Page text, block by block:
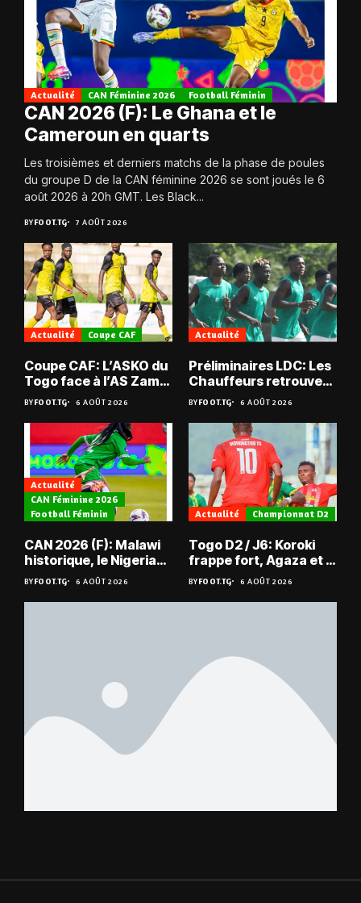
Actualité CAN Féminine 2026 Football Féminin
CAN 2026 (F): Le Ghana et le
Cameroun en quarts
Les troisièmes et derniers matchs de la phase de poules
du groupe D de la CAN féminine 2026 se sont joués le 6
août 2026 à 20h GMT. Les Black...
BYFOOT.TG 7 AOÛT 2026
Actualité Coupe CAF
Coupe CAF: L’ASKO du
Togo face à l’AS Zam
du Niger
BYFOOT.TG 6 AOÛT 2026
Actualité
Préliminaires LDC: Les
Chauffeurs retrouvent
les Mimos
BYFOOT.TG 6 AOÛT 2026
Actualité
CAN Féminine 2026
Football Féminin
CAN 2026 (F): Malawi
historique, le Nigeria
sauvé, la Zambie
éliminée
BYFOOT.TG 6 AOÛT 2026
Actualité Championnat D2
Togo D2 / J6: Koroki
frappe fort, Agaza et la
JCA assurent,
suspense avant Sara
FC – Doumbé FC
BYFOOT.TG 6 AOÛT 2026